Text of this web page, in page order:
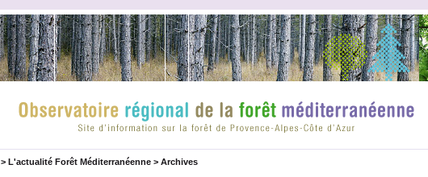
> L'actualité Forêt Méditerranéenne> Archives